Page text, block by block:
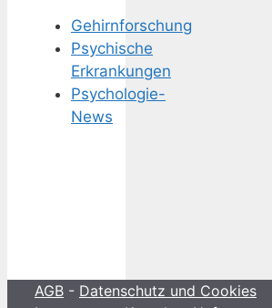
Gehirnforschung
Psychische
Erkrankungen
Psychologie-
News
AGB - Datenschutz und Cookies